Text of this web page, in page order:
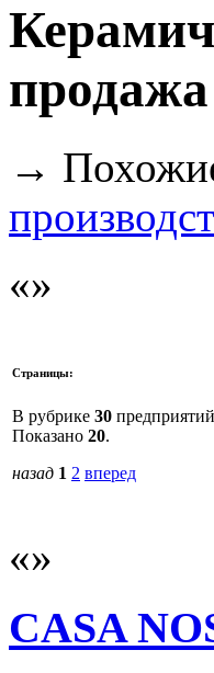
продажа
→
Страницы:
В рубрике 30
Показано 20.
назад 1 2 вперед
CASA